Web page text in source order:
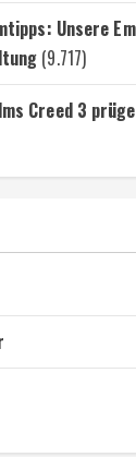
Unsere
(9.717)
Creed 3